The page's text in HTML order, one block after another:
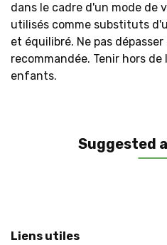
dans le cadre d'un mode de
utilisés comme substituts
et équilibré. Ne pas
recommandée. Tenir hors
enfants.
Suggested
Liens utiles